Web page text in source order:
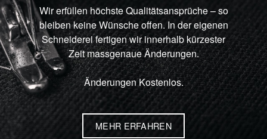
Wir erfüllen höchste Qualitätsansprüche – so
bleiben keine Wünsche offen. In der eigenen
Schneiderei fertigen wir innerhalb kürzester
Zeit massgenaue Änderungen.
Änderungen Kostenlos.
MEHR ERFAHREN